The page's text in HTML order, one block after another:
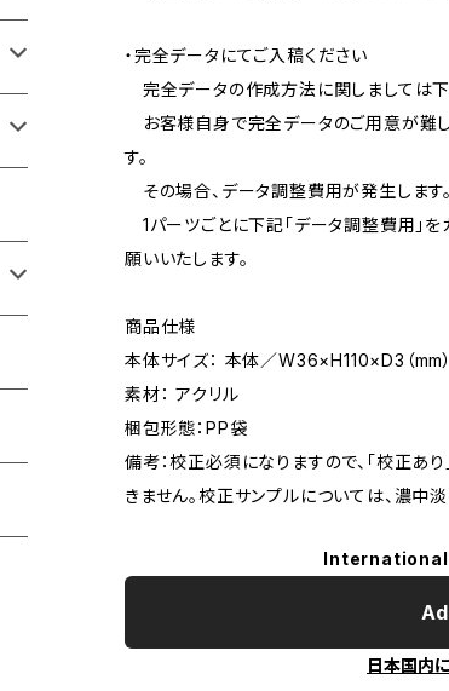
・完全データにてご入稿ください
完全データの作成方法に関しましては下
お客様自身で完全データのご用意が難
す。
その場合、データ調整費用が発生します。
1パーツごとに下記「データ調整費用」
願いいたします。
商品仕様
本体サイズ： 本体／W36×H110×D3（
素材： アクリル
梱包形態：PP袋
備考：校正必須になりますので、「校正あ
きません。校正サンプルについては、濃中
日本国内